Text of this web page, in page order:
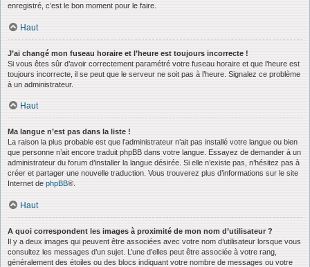
enregistré, c’est le bon moment pour le faire.
Haut
J’ai changé mon fuseau horaire et l’heure est toujours incorrecte !
Si vous êtes sûr d’avoir correctement paramétré votre fuseau horaire et que l’heure est
toujours incorrecte, il se peut que le serveur ne soit pas à l’heure. Signalez ce problème
à un administrateur.
Haut
Ma langue n’est pas dans la liste !
La raison la plus probable est que l’administrateur n’ait pas installé votre langue ou bien
que personne n’ait encore traduit phpBB dans votre langue. Essayez de demander à un
administrateur du forum d’installer la langue désirée. Si elle n’existe pas, n’hésitez pas à
créer et partager une nouvelle traduction. Vous trouverez plus d’informations sur le site
Internet de phpBB®.
Haut
A quoi correspondent les images à proximité de mon nom d’utilisateur ?
Il y a deux images qui peuvent être associées avec votre nom d’utilisateur lorsque vous
consultez les messages d’un sujet. L’une d’elles peut être associée à votre rang,
généralement des étoiles ou des blocs indiquant votre nombre de messages ou votre